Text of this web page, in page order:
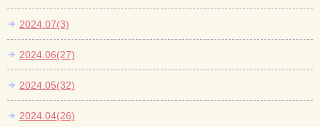
2024.07(3)
2024.06(27)
2024.05(32)
2024.04(26)